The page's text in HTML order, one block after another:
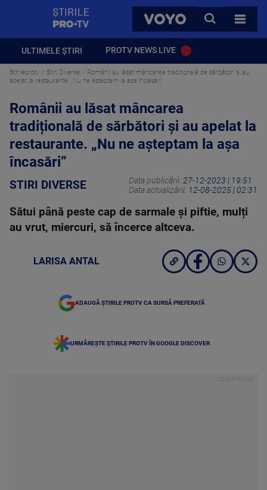
VOYO
CAUTA
TOATE
ULTIMELE ȘTIRI PROTV NEWS LIVE
Stirileprotv Stiri Diverse
Românii au lăsat mâncarea tradițională de sărbători și au
apelat la restaurante. „Nu ne așteptam la așa încasări”
Românii au lăsat mâncarea
tradițională de sărbători și au apelat la
restaurante. „Nu ne așteptam la așa
încasări”
STIRI DIVERSE Data publicării: 27-12-2023 | 19:51
Data actualizării: 12-08-2025 | 02:31
Sătui până peste cap de sarmale și piftie, mulți
au vrut, miercuri, să încerce altceva.
LARISA ANTAL
ADAUGĂ ȘTIRILE PROTV CA SURSĂ PREFERATĂ
URMĂREȘTE ȘTIRILE PROTV ÎN GOOGLE DISCOVER